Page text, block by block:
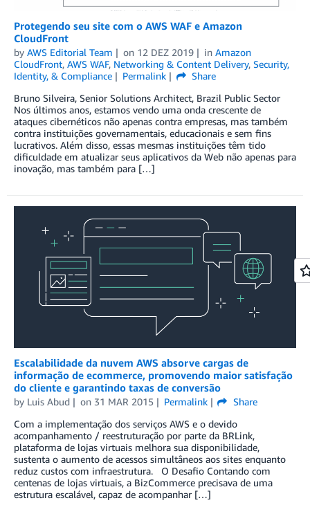
Protegendo seu site com o AWS WAF e Amazon
CloudFront
by AWS Editorial Team on 12 DEZ 2019 in Amazon
CloudFront, AWS WAF, Networking & Content Delivery, Security,
Identity, & Compliance
Permalink
Share
Bruno Silveira, Senior Solutions Architect, Brazil Public Sector
Nos últimos anos, estamos vendo uma onda crescente de
ataques cibernéticos não apenas contra empresas, mas também
contra instituições governamentais, educacionais e sem fins
lucrativos. Além disso, essas mesmas instituições têm tido
dificuldade em atualizar seus aplicativos da Web não apenas para
inovação, mas também para […]
Escalabilidade da nuvem AWS absorve cargas de
informação de ecommerce, promovendo maior satisfação
do cliente e garantindo taxas de conversão
by Luis Abud on 31 MAR 2015 Permalink
Share
Com a implementação dos serviços AWS e o devido
acompanhamento / reestruturação por parte da BRLink,
plataforma de lojas virtuais melhora sua disponibilidade,
sustenta o aumento de acessos simultâneos aos sites enquanto
reduz custos com infraestrutura. O Desafio Contando com
centenas de lojas virtuais, a BizCommerce precisava de uma
estrutura escalável, capaz de acompanhar […]